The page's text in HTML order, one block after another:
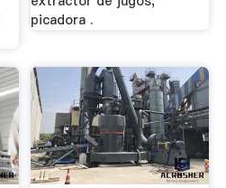
picadora .